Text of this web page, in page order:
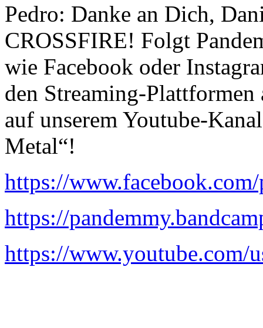
Pedro: Danke an Dich,
CROSSFIRE! Folgt
wie Facebook oder
den Streaming-
auf unserem Youtube-
Metal“!
https://
https://
https://www.youtube.com/